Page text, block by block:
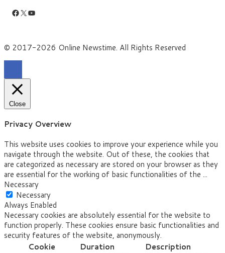
Facebook
X YouTube
© 2017-2026 Online Newstime. All Rights Reserved
Close
Privacy Overview
This website uses cookies to improve your experience while you
navigate through the website. Out of these, the cookies that
are categorized as necessary are stored on your browser as they
are essential for the working of basic functionalities of the ...
Necessary
Necessary
Always Enabled
Necessary cookies are absolutely essential for the website to
function properly. These cookies ensure basic functionalities and
security features of the website, anonymously.
Cookie
Duration Description